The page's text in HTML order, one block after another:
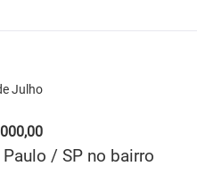
Julho
/ SP no bairro